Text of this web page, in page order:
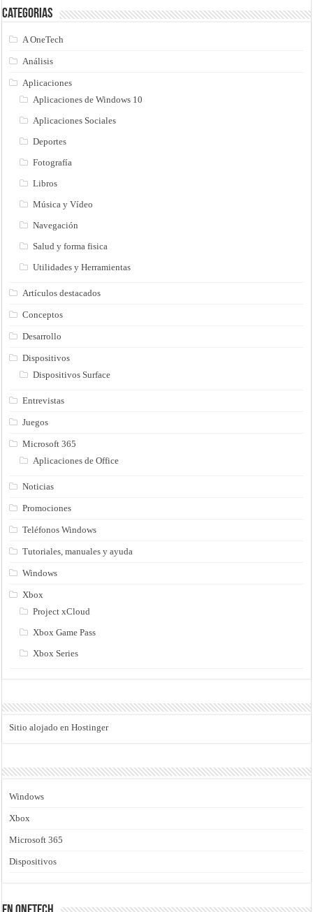
Categorias
A OneTech
Análisis
Aplicaciones
Aplicaciones de Windows 10
Aplicaciones Sociales
Deportes
Fotografía
Libros
Música y Vídeo
Navegación
Salud y forma fisica
Utilidades y Herramientas
Artículos destacados
Conceptos
Desarrollo
Dispositivos
Dispositivos Surface
Entrevistas
Juegos
Microsoft 365
Aplicaciones de Office
Noticias
Promociones
Teléfonos Windows
Tutoriales, manuales y ayuda
Windows
Xbox
Project xCloud
Xbox Game Pass
Xbox Series
Sitio alojado en Hostinger
Windows
Xbox
Microsoft 365
Dispositivos